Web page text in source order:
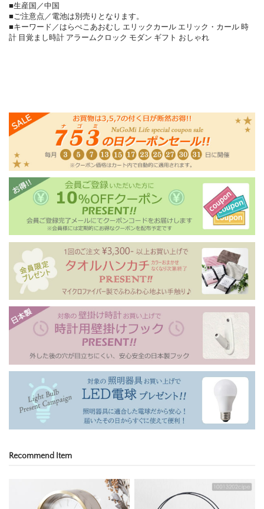
■生産国／中国
■ご注意点／電池は別売りとなります。
■キーワード／はらぺこあおむし エリックカール エリック・カール 時
計 目覚まし時計 アラームクロック モダン ギフト おしゃれ
Recommend Item